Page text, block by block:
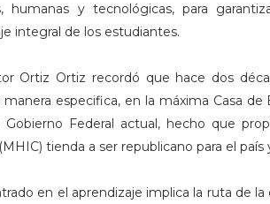
humanas y tecnológicas, para
integral de los estudiantes.
Ortiz Ortiz recordó que hace dos
especifica, en la máxima Casa
Federal actual, hecho que
tienda a ser republicano para el país
en el aprendizaje implica la ruta de